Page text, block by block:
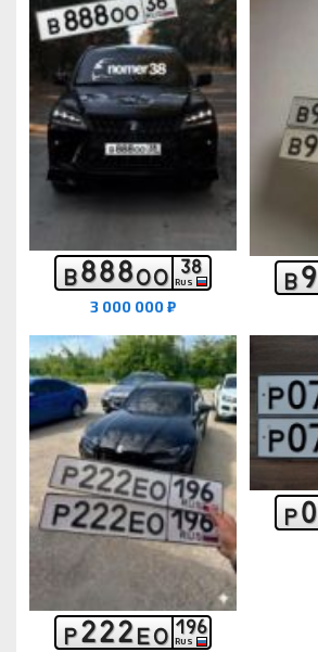
В888ОО 38
RUS
3 000 000 ₽
В9
Р222ЕО 196
RUS
Р0